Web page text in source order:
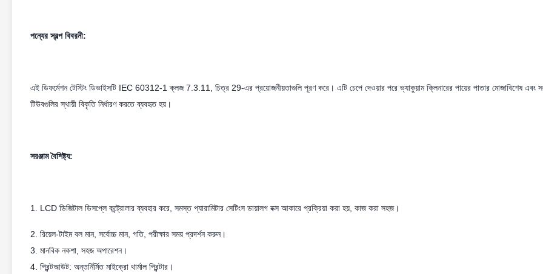
পন্যের স্বল্প বিবরনী:
এই ডিফর্মেশন টেস্টিং ডিভাইসটি IEC 60312-1 ক্লজ 7.3.11, চিত্র 29-এর প্রয়োজনীয়তাগুলি পূরণ করে। এটি চেপে দেওয়ার পরে ভ্যাকুয়াম ক্লিনারের পায়ের পাতার মোজাবিশেষ এবং
টিউবগুলির স্থায়ী বিকৃতি নির্ধারণ করতে ব্যবহৃত হয়।
সরঞ্জাম বৈশিষ্ট্য:
1. LCD ডিজিটাল ডিসপ্লে কন্ট্রোলার ব্যবহার করে, সমস্ত প্যারামিটার সেটিংস ডায়ালগ বক্স আকারে প্রক্রিয়া করা হয়, কাজ করা সহজ।
2. রিয়েল-টাইম বল মান, সর্বোচ্চ মান, গতি, পরীক্ষার সময় প্রদর্শন করুন।
3. মানবিক নকশা, সহজ অপারেশন।
4. প্রিন্টআউট: অন্তর্নির্মিত মাইক্রো থার্মাল প্রিন্টার।